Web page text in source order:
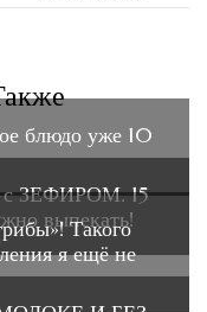
блюдо уже 10
с ЗЕФИРОМ. 15
выпекать!
Такого
я ещё не